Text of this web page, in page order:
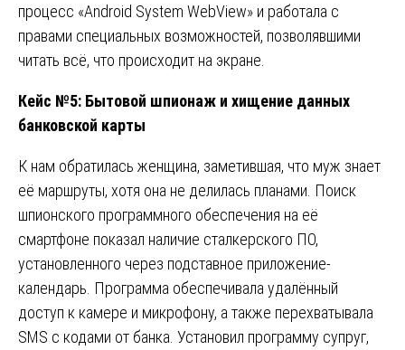
процесс «Android System WebView» и работала с
правами специальных возможностей, позволявшими
читать всё, что происходит на экране.
Кейс №5: Бытовой шпионаж и хищение данных
банковской карты
К нам обратилась женщина, заметившая, что муж знает
её маршруты, хотя она не делилась планами. Поиск
шпионского программного обеспечения на её
смартфоне показал наличие сталкерского ПО,
установленного через подставное приложение-
календарь. Программа обеспечивала удалённый
доступ к камере и микрофону, а также перехватывала
SMS с кодами от банка. Установил программу супруг,